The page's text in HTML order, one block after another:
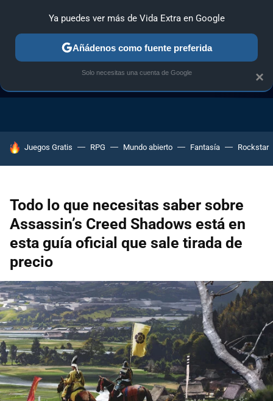
OFERTAS
HOY SE HABLA DE
Juegos Gratis RPG Mundo abierto Fantasía Rockstar
Todo lo que necesitas saber sobre
Assassin’s Creed Shadows está en
esta guía oficial que sale tirada de
precio
×
Ya puedes ver más de Vida Extra en Google
Añádenos como fuente preferida
Solo necesitas una cuenta de Google